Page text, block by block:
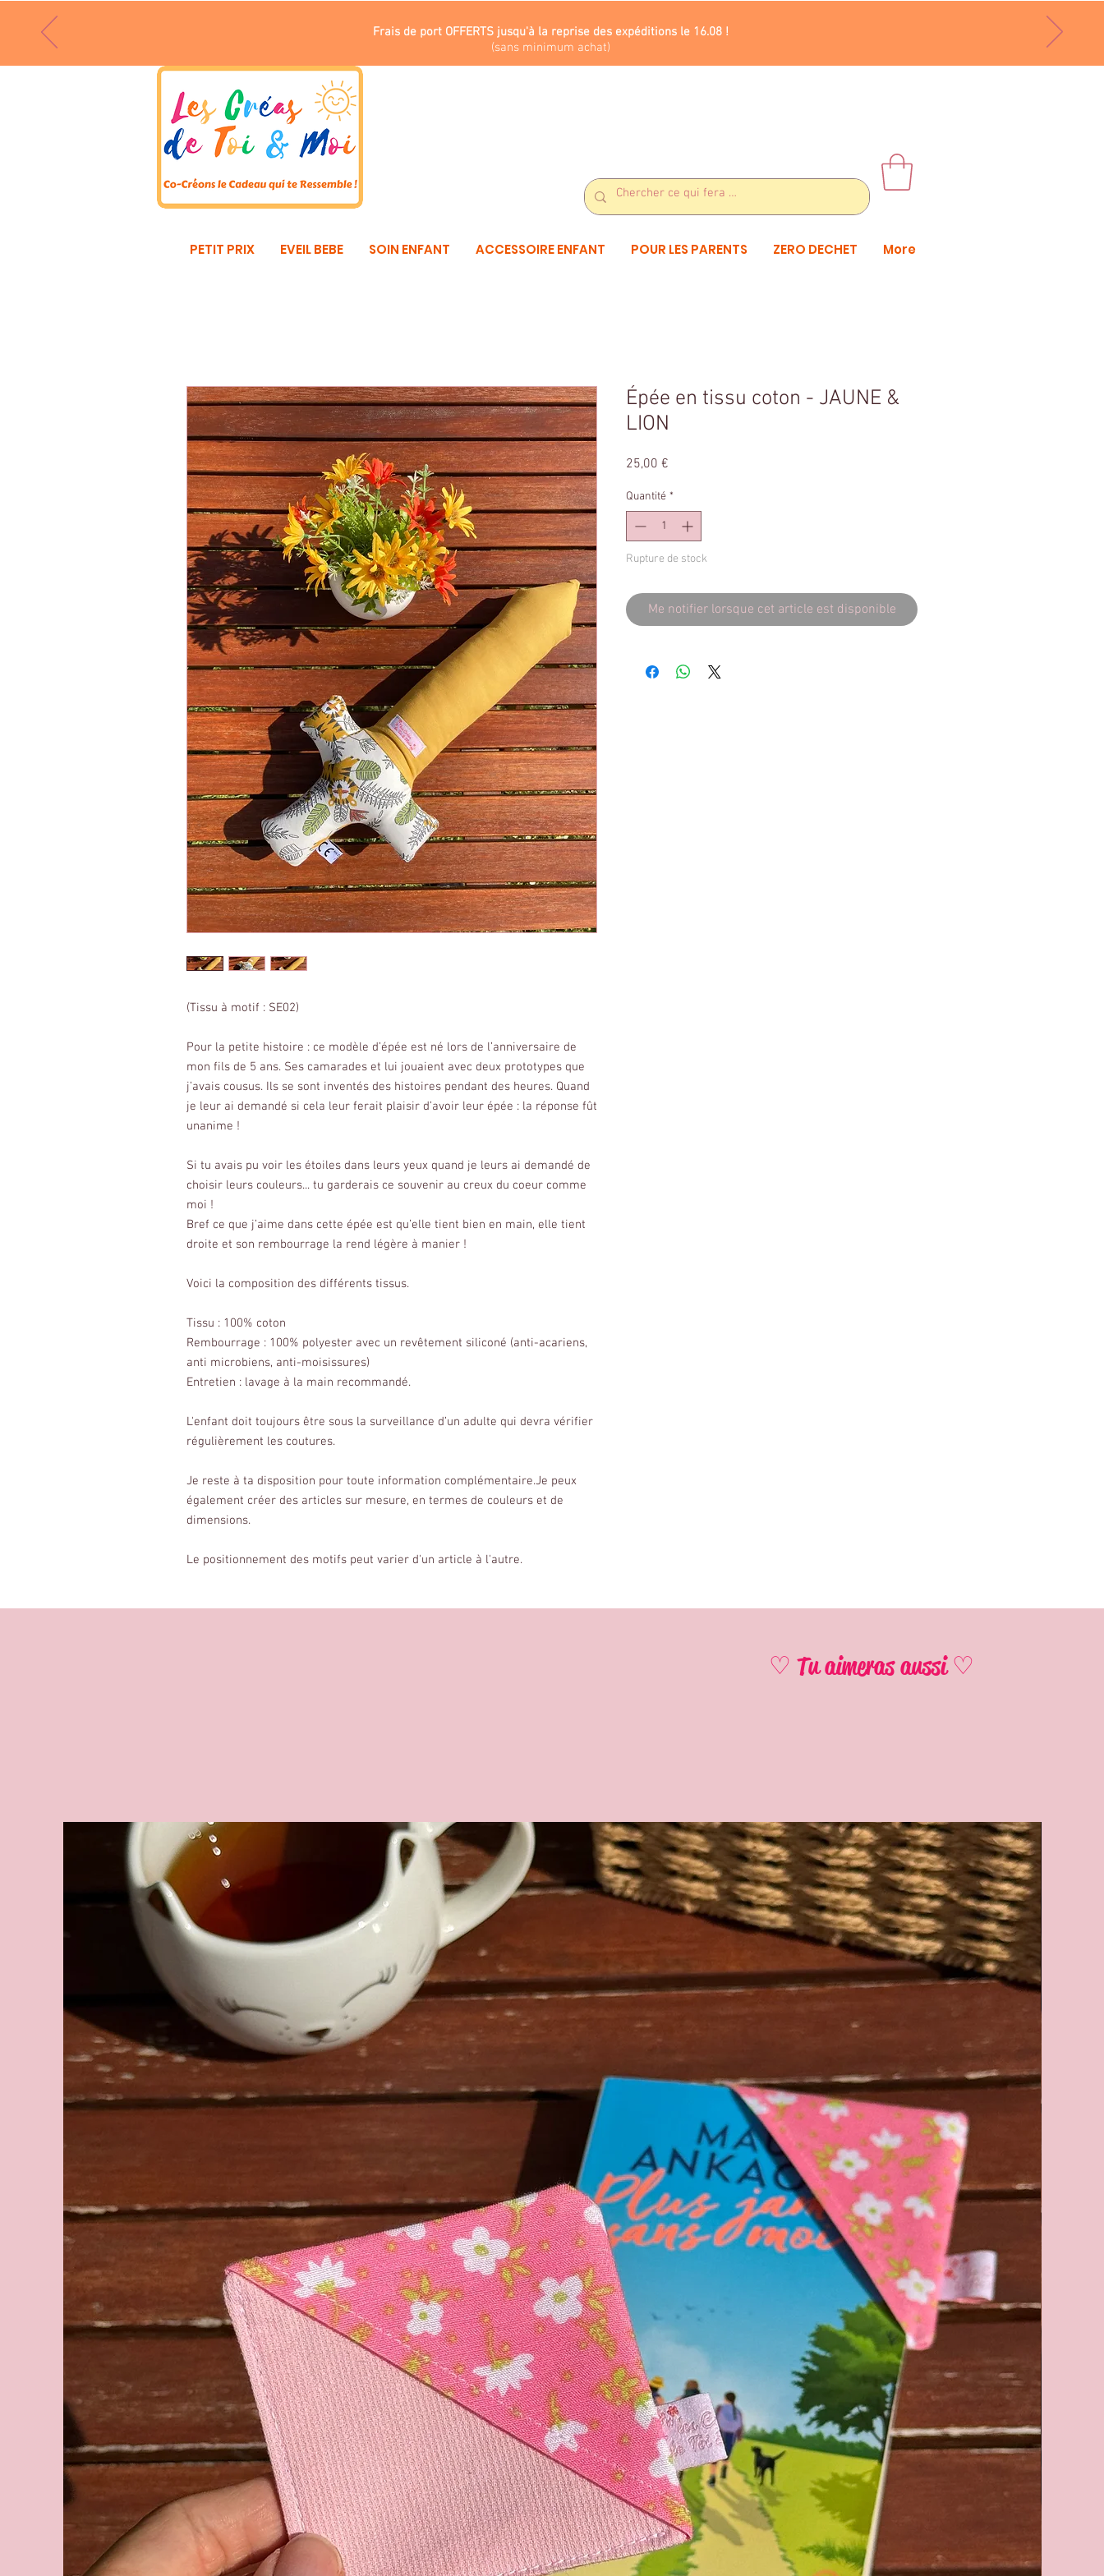
Frais de port OFFERTS jusqu'à la reprise des expéditions le 16.08 !
(sans minimum achat)
PETIT PRIX EVEIL BEBE SOIN ENFANT ACCESSOIRE ENFANT POUR LES PARENTS ZERO DECHET More
(Tissu à motif : SE02)
Pour la petite histoire : ce modèle d’épée est né lors de l’anniversaire de
mon fils de 5 ans. Ses camarades et lui jouaient avec deux prototypes que
j’avais cousus. Ils se sont inventés des histoires pendant des heures. Quand
je leur ai demandé si cela leur ferait plaisir d’avoir leur épée : la réponse fût
unanime !
Si tu avais pu voir les étoiles dans leurs yeux quand je leurs ai demandé de
choisir leurs couleurs... tu garderais ce souvenir au creux du coeur comme
moi !
Bref ce que j’aime dans cette épée est qu’elle tient bien en main, elle tient
droite et son rembourrage la rend légère à manier !
Voici la composition des différents tissus.
Tissu : 100% coton
Rembourrage : 100% polyester avec un revêtement siliconé (anti-acariens,
anti microbiens, anti-moisissures)
Entretien : lavage à la main recommandé.
L'enfant doit toujours être sous la surveillance d’un adulte qui devra vérifier
régulièrement les coutures.
Je reste à ta disposition pour toute information complémentaire.Je peux
également créer des articles sur mesure, en termes de couleurs et de
dimensions.
Le positionnement des motifs peut varier d'un article à l'autre.
Épée en tissu coton - JAUNE &
LION
25,00 €
Quantité *
Rupture de stock
Me notifier lorsque cet article est disponible
♡ Tu aimeras aussi ♡